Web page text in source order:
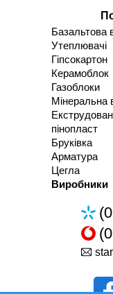
Базальтова
Утеплювачі
Гіпсокартон
Керамоблок
Газоблоки
Мінеральна
пінопласт
Бруківка
Арматура
Цегла
Виробники